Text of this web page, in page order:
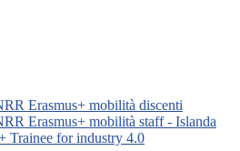
Erasmus+ mobilità discenti
Erasmus+ mobilità staff - Islanda
Trainee for industry 4.0